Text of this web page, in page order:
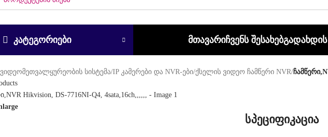
ᲙᲐᲢᲔᲒᲝᲠᲘᲔᲑᲘ ᲛᲗᲐᲕᲐᲠᲘᲩᲕᲔᲜᲡ ᲨᲔᲡᲐᲮᲔᲑ
ვიდეომეთვალყურეობის სისტემა/IP კამერები და NVR-ები/ქსელის ვიდეო ჩამწერი NVR/
სპეციფიკაცია